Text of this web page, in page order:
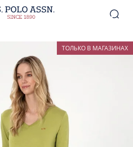
ТОЛЬКО В МАГАЗИНАХ